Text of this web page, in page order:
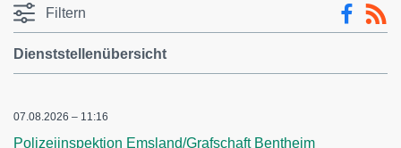
Filtern
Dienststellenübersicht
07.08.2026 – 11:16
Polizeiinspektion Emsland/Grafschaft Bentheim